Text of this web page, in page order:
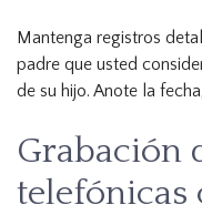
Mantenga registros
padre que usted
de su hijo. Anote la
Grabación
telefónicas